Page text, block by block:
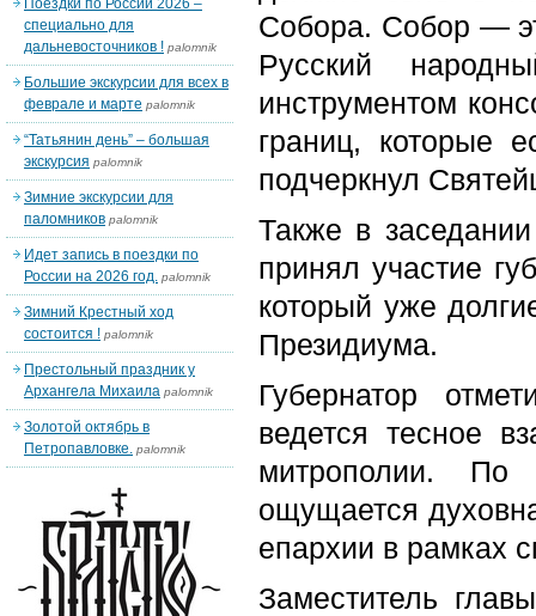
Собора. Собор —
Русский
инструментом
границ, которые
подчеркнул
Также в
принял участие
который уже
Президиума.
Губернатор
ведется тесное
митрополии. По
ощущается
епархии в рамках
Заместитель
Поездки по России 2026 –
специально для
дальневосточников ! palomnik
Большие экскурсии для всех в
феврале и марте palomnik
“Татьянин день” – большая
экскурсия palomnik
Зимние экскурсии для
паломников palomnik
Идет запись в поездки по
России на 2026 год. palomnik
Зимний Крестный ход
состоится ! palomnik
Престольный праздник у
Архангела Михаила palomnik
Золотой октябрь в
Петропавловке. palomnik